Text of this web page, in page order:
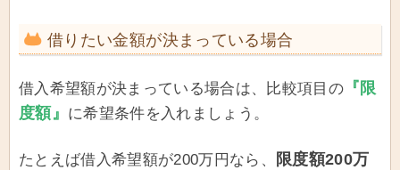
借りたい金額が決まっている場合
借入希望額が決まっている場合は、比較項目の 『限
度額』 に希望条件を入れましょう。
たとえば借入希望額が200万円なら、
限度額200万